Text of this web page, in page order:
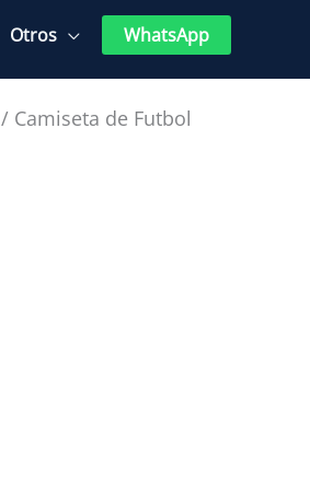
Otros WhatsApp
/ Camiseta de Futbol